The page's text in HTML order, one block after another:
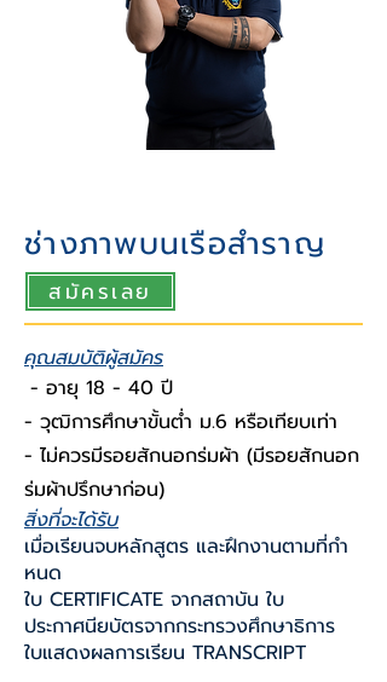
ช่างภาพบนเรือสำราญ
สมัครเลย
คุณสมบัติผู้สมัคร
- อายุ 18 - 40 ปี
- วุฒิการศึกษาขั้นต่ำ ม.6 หรือเทียบเท่า
- ไม่ควรมีรอยสักนอกร่มผ้า (มีรอยสักนอก
ร่มผ้าปรึกษาก่อน)
สิ่งที่จะได้รับ
เมื่อเรียนจบหลักสูตร และฝึกงานตามที่กํา
หนด
ใบ CERTIFICATE จากสถาบัน ใบ
ประกาศนียบัตรจากกระทรวงศึกษาธิการ
ใบแสดงผลการเรียน TRANSCRIPT